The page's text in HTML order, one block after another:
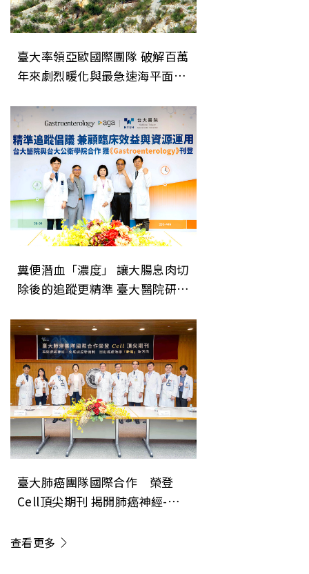
臺大率領亞歐國際團隊 破解百萬
年來劇烈暖化與最急速海平面上
糞便潛血「濃度」 讓大腸息肉切
除後的追蹤更精準 臺大醫院研究
《Gastroenterology》
臺大肺癌團隊國際合作 榮登
Cell頂尖期刊 揭開肺癌神經-免
電」新方向
查看更多